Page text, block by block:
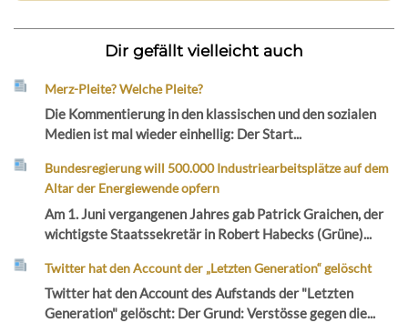
Dir gefällt vielleicht auch
Merz-Pleite? Welche Pleite?
Die Kommentierung in den klassischen und den sozialen
Medien ist mal wieder einhellig: Der Start...
Bundesregierung will 500.000 Industriearbeitsplätze auf dem
Altar der Energiewende opfern
Am 1. Juni vergangenen Jahres gab Patrick Graichen, der
wichtigste Staatssekretär in Robert Habecks (Grüne)...
Twitter hat den Account der „Letzten Generation“ gelöscht
Twitter hat den Account des Aufstands der "Letzten
Generation" gelöscht: Der Grund: Verstösse gegen die...